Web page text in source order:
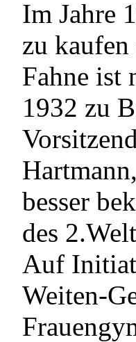
Im Jahre
zu
Fahne ist
1932 zu
besser
des
Auf
Weiten-